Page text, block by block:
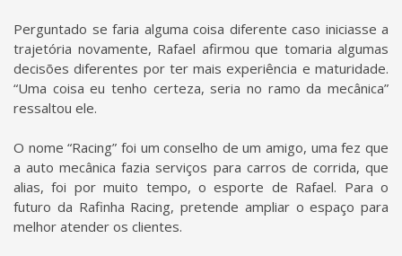
Perguntado se faria alguma coisa diferente caso iniciasse a
trajetória novamente, Rafael afirmou que tomaria algumas
decisões diferentes por ter mais experiência e maturidade.
“Uma coisa eu tenho certeza, seria no ramo da mecânica”
ressaltou ele.
O nome “Racing” foi um conselho de um amigo, uma fez que
a auto mecânica fazia serviços para carros de corrida, que
alias, foi por muito tempo, o esporte de Rafael. Para o
futuro da Rafinha Racing, pretende ampliar o espaço para
melhor atender os clientes.